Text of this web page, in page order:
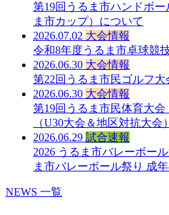
第19回うるま市ハンドボ
ま市カップ）について
2026.07.02 大会情報
令和8年度うるま市卓球競
2026.06.30 大会情報
第22回うるま市民ゴルフ大
2026.06.30 大会情報
第19回うるま市民体育大
（U30大会＆地区対抗大会
2026.06.29 試合速報
2026 うるま市バレーボー
ま市バレーボール祭り 成
NEWS 一覧